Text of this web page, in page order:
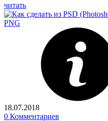
читать
18.07.2018
0 Комментариев